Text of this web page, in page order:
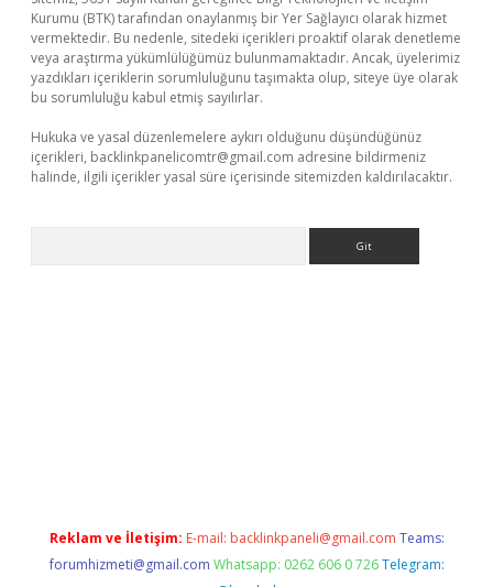
Kurumu (BTK) tarafından onaylanmış bir Yer Sağlayıcı olarak hizmet
vermektedir. Bu nedenle, sitedeki içerikleri proaktif olarak denetleme
veya araştırma yükümlülüğümüz bulunmamaktadır. Ancak, üyelerimiz
yazdıkları içeriklerin sorumluluğunu taşımakta olup, siteye üye olarak
bu sorumluluğu kabul etmiş sayılırlar.
Hukuka ve yasal düzenlemelere aykırı olduğunu düşündüğünüz
içerikleri, backlinkpanelicomtr@gmail.com adresine bildirmeniz
halinde, ilgili içerikler yasal süre içerisinde sitemizden kaldırılacaktır.
Reklam ve İletişim: E-mail: backlinkpaneli@gmail.com Teams:
forumhizmeti@gmail.com Whatsapp: 0262 606 0 726 Telegram: